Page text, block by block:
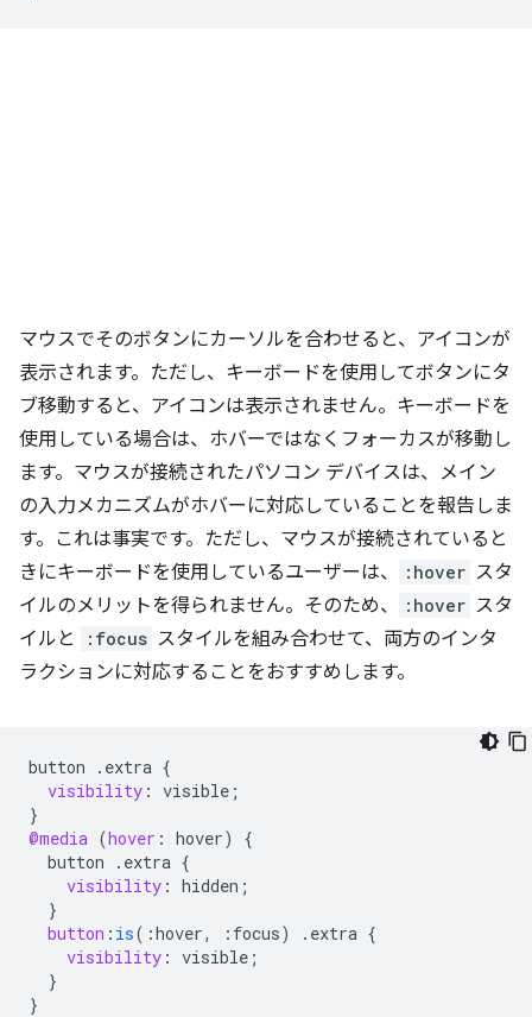
マウスでそのボタンにカーソルを合わせると、アイコンが
表示されます。ただし、キーボードを使用してボタンにタ
ブ移動すると、アイコンは表示されません。キーボードを
使用している場合は、ホバーではなくフォーカスが移動し
ます。マウスが接続されたパソコン デバイスは、メイン
の入力メカニズムがホバーに対応していることを報告しま
す。これは事実です。ただし、マウスが接続されていると
きにキーボードを使用しているユーザーは、
:hover スタ
イルのメリットを得られません。そのため、
:hover スタ
イルと
:focus スタイルを組み合わせて、両方のインタ
ラクションに対応することをおすすめします。
button . extra {
visibility : visible ;
}
@media (hover : hover)
{
button
. extra {
visibility : hidden ;
}
button : is( :hover, : focus) . extra {
visibility : visible ;
}
}